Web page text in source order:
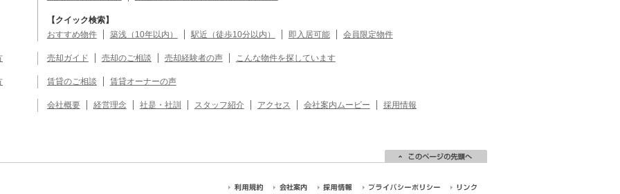
【クイック検索】
おすすめ物件
築浅（10年以内） 駅近（徒歩10分以内） 即入居可能 会員限定物件
売却ガイド 売却のご相談 売却経験者の声 こんな物件を探しています
賃貸のご相談 賃貸オーナーの声
会社概要 経営理念 社是・社訓 スタッフ紹介 アクセス 会社案内ムービー 採用情報